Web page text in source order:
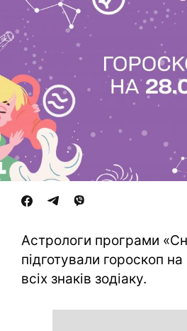
Астрологи програми
підготували гороскоп
всіх знаків зодіаку.